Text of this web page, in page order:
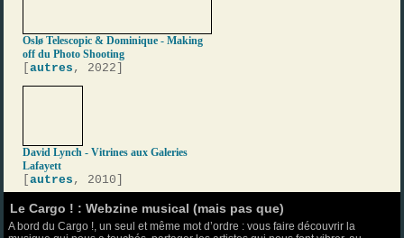
Oslø Telescopic & Dominique - Making
off du Photo Shooting
[autres , 2022]
David Lynch - Vitrines aux Galeries
Lafayett
[autres , 2010]
Le Cargo ! : Webzine musical (mais pas que)
A bord du Cargo !, un seul et même mot d’ordre : vous faire découvrir la